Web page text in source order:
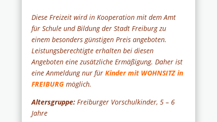
Diese Freizeit wird in Kooperation mit dem Amt
für Schule und Bildung der Stadt Freiburg zu
einem besonders günstigen Preis angeboten.
Leistungsberechtigte erhalten bei diesen
Angeboten eine zusätzliche Ermäßigung. Daher ist
eine Anmeldung nur für Kinder mit WOHNSITZ in
FREIBURG möglich.
Altersgruppe: Freiburger Vorschulkinder, 5 – 6
Jahre